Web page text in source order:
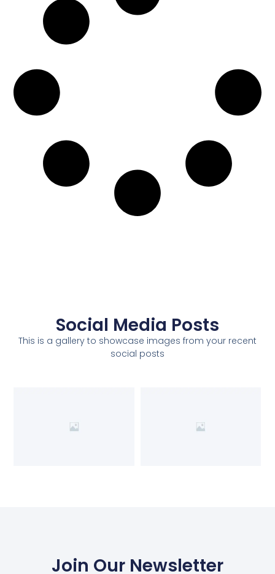
Social Media Posts
This is a gallery to showcase images from your recent
social posts
Join Our Newsletter